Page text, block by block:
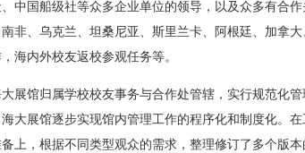
中国船级社等众多企业单位的领导，以及众多有合
非、乌克兰、坦桑尼亚、斯里兰卡、阿根廷、加拿
海内外校友返校参观任务等。
展馆归属学校校友事务与合作处管辖，实行规范化
大展馆逐步实现馆内管理工作的程序化和制度化。
上，根据不同类型观众的需求，整理修订了多个版